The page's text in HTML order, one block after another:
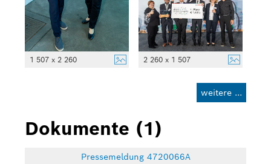
1 507 x 2 260 2 260 x 1 507
weitere ...
Dokumente (1)
Pressemeldung 4720066A